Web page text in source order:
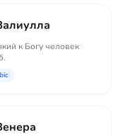
к Богу человек